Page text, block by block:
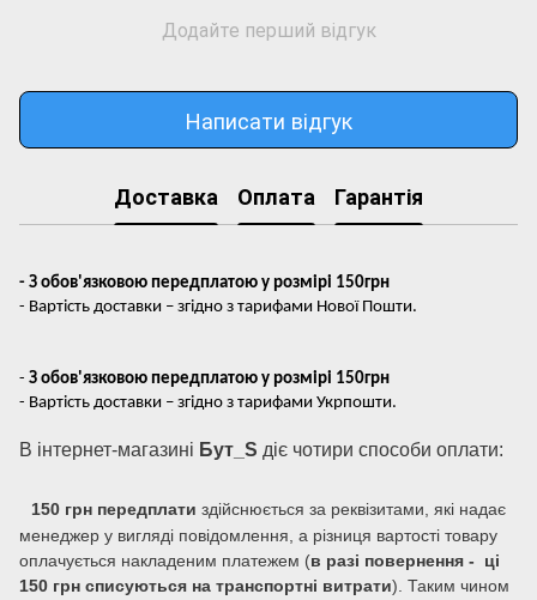
Додайте перший відгук
Написати відгук
Доставка Оплата Гарантія
- З обов'язковою передплатою у розмірі 150грн
- Вартість доставки – згідно з тарифами Нової Пошти.
- З обов'язковою передплатою у розмірі 150грн
- Вартість доставки – згідно з тарифами Укрпошти.
В інтернет-магазині Бут_S діє чотири способи оплати:
150 грн передплати здійснюється за реквізитами, які надає
менеджер у вигляді повідомлення, а різниця вартості товару
оплачується накладеним платежем (в разі повернення - ці
150 грн списуються на транспортні витрати). Таким чином